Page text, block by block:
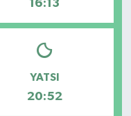
16:13
YATSI
20:52